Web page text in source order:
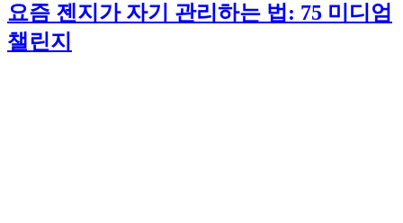
요즘 젠지가 자기 관리하는 법: 75 미디엄
챌린지